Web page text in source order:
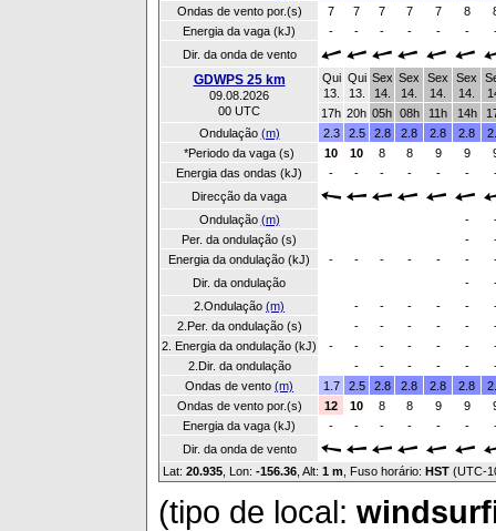
Ondas de vento por.(s)
7 7 7 7 7 8
Energia da vaga (kJ)
- - - - - -
Dir. da onda de vento
GDWPS 25 km
09.08.2026
00 UTC
Qui
13.
Qui
13.
Sex
14.
Sex
14.
Sex
14.
Sex
14.
17h 20h 05h 08h 11h 14h
Ondulação (m) 2.3 2.5 2.8 2.8 2.8 2.8
*Periodo da vaga (s)
10 10 8 8 9 9
Energia das ondas (kJ)
- - - - - -
Direcção da vaga
Ondulação (m) -
Per. da ondulação (s)
-
Energia da ondulação (kJ)
- - - - - -
Dir. da ondulação
-
2.Ondulação (m) - - - - -
2.Per. da ondulação (s)
- - - - -
2. Energia da ondulação (kJ)
- - - - - -
2.Dir. da ondulação
- - - - -
Ondas de vento (m) 1.7 2.5 2.8 2.8 2.8 2.8
Ondas de vento por.(s)
12 10 8 8 9 9
Energia da vaga (kJ)
- - - - - -
Dir. da onda de vento
Lat: 20.935 , Lon: -156.36 Alt: 1 m , Fuso horário: HST (UTC-
(tipo de local: